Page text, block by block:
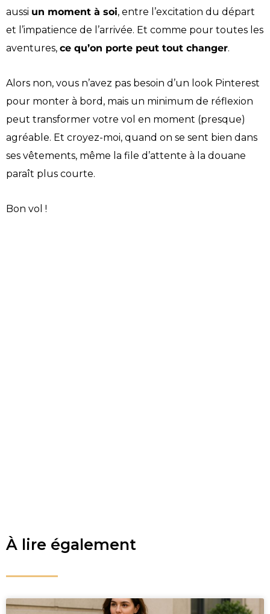
aussi un moment à soi, entre l’excitation du départ
et l’impatience de l’arrivée. Et comme pour toutes les
aventures, ce qu’on porte peut tout changer.
Alors non, vous n’avez pas besoin d’un look Pinterest
pour monter à bord, mais un minimum de réflexion
peut transformer votre vol en moment (presque)
agréable. Et croyez-moi, quand on se sent bien dans
ses vêtements, même la file d’attente à la douane
paraît plus courte.
Bon vol !
À lire également